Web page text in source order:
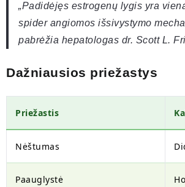
„Padidėjęs estrogenų lygis yra
spider angiomos išsivystymo
pabrėžia hepatologas dr. Scott L.
Dažniausios priežastys
Priežastis
Nėštumas
Paauglystė